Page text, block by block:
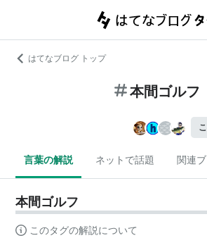
はてなブログ トップ
本間ゴルフ
言葉の解説 ネットで話題 関連
本間ゴルフ
このタグの解説について